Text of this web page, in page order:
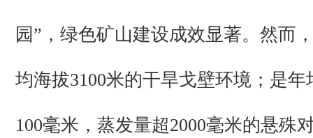
园”，绿色矿山建设成效显著。然而
均海拔3100米的干旱戈壁环境；是
100毫米，蒸发量超2000毫米的悬殊